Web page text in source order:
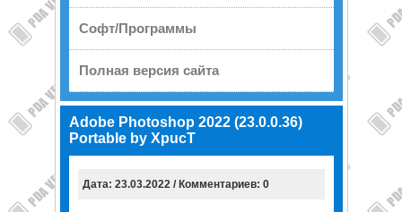
Софт/Программы
Полная версия сайта
Adobe Photoshop 2022 (23.0.0.36)
Portable by XpucT
Дата: 23.03.2022 / Комментариев: 0